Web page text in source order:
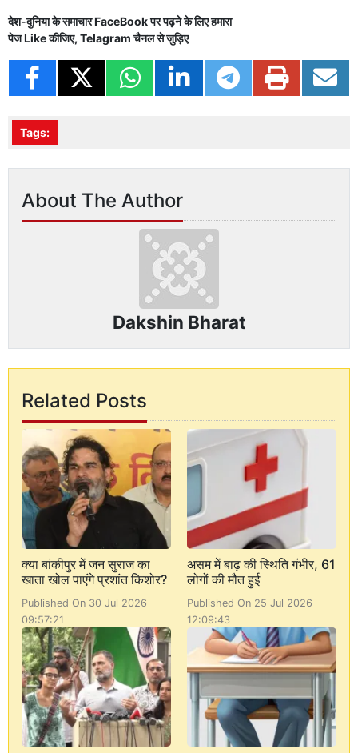
देश-दुनिया के समाचारFaceBookपर पढ़ने के लिए हमारा
पेजLikeकीजिए, Telagramचैनल से जुड़िए
Tags:
About The Author
Dakshin Bharat
Related Posts
क्या बांकीपुर में जन सुराज का
खाता खोल पाएंगे प्रशांत किशोर?
Published On 30 Jul 2026
09:57:21
असम में बाढ़ की स्थिति गंभीर, 61
लोगों की मौत हुई
Published On 25 Jul 2026
12:09:43